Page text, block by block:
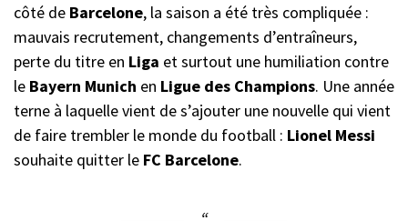
côté de Barcelone, la saison a été très compliquée :
mauvais recrutement, changements d’entraîneurs,
perte du titre en Liga et surtout une humiliation contre
le Bayern Munich en Ligue des Champions. Une année
terne à laquelle vient de s’ajouter une nouvelle qui vient
de faire trembler le monde du football : Lionel Messi
souhaite quitter le FC Barcelone.